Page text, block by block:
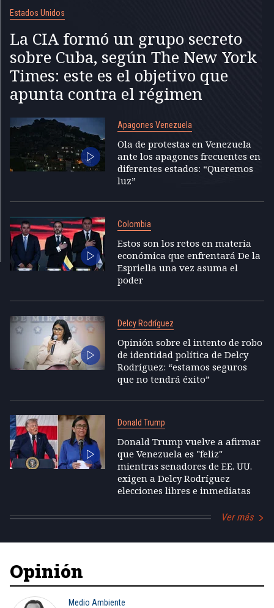
Estados Unidos
La CIA formó un grupo secreto
sobre Cuba, según The New York
Times: este es el objetivo que
apunta contra el régimen
Apagones Venezuela
Ola de protestas en Venezuela
ante los apagones frecuentes en
diferentes estados: “Queremos
luz”
Colombia
Estos son los retos en materia
económica que enfrentará De la
Espriella una vez asuma el
poder
Delcy Rodríguez
Opinión sobre el intento de robo
de identidad política de Delcy
Rodríguez: “estamos seguros
que no tendrá éxito”
Donald Trump
Donald Trump vuelve a afirmar
que Venezuela es "feliz"
mientras senadores de EE. UU.
exigen a Delcy Rodríguez
elecciones libres e inmediatas
Ver más
Opinión
Medio Ambiente